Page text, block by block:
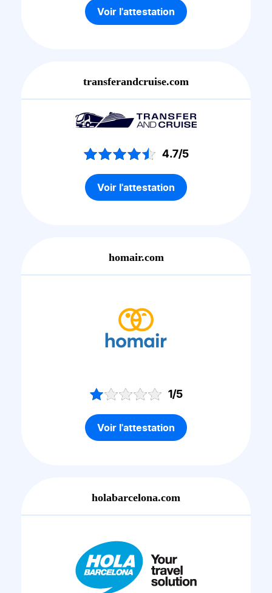
Voir l'attestation
transferandcruise.com
4.7/5
Voir l'attestation
homair.com
1/5
Voir l'attestation
holabarcelona.com